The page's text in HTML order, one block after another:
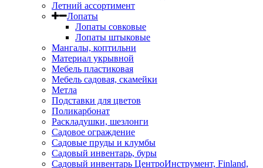
Летний ассортимент
Лопаты
Лопаты совковые
Лопаты штыковые
Мангалы, коптильни
Материал укрывной
Мебель пластиковая
Мебель садовая, скамейки
Метла
Подставки для цветов
Поликарбонат
Раскладушки, шезлонги
Садовое ограждение
Садовые пруды и клумбы
Садовый инвентарь, буры
Садовый инвентарь ЦентроИнструмент, Finland,